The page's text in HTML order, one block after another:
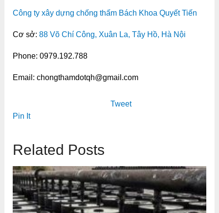
Công ty xây dựng chống thấm Bách Khoa Quyết Tiến
Cơ sở:88 Võ Chí Công, Xuân La, Tây Hồ, Hà Nội
Phone: 0979.192.788
Email: chongthamdotqh@gmail.com
Tweet
Pin It
Related Posts